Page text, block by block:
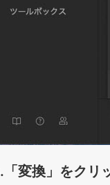
「変換」をクリ